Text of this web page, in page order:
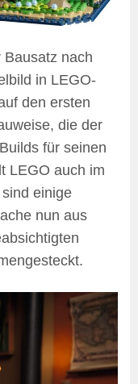
nach
in LEGO-
den ersten
die der
für seinen
LEGO auch im
einige
nun aus